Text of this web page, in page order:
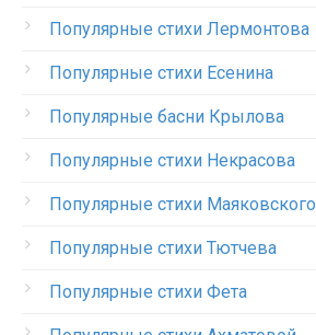
Популярные стихи Лермонтова
Популярные стихи Есенина
Популярные басни Крылова
Популярные стихи Некрасова
Популярные стихи Маяковского
Популярные стихи Тютчева
Популярные стихи Фета